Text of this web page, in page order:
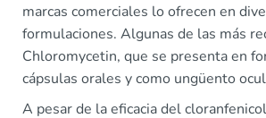
marcas comerciales lo ofrecen en
formulaciones. Algunas de las más
Chloromycetin, que se presenta en
cápsulas orales y como ungüento
A pesar de la eficacia del